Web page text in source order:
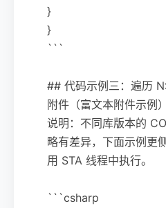
}
}
```
## 代码示例三：遍历
附件（富文本附件示例）
说明：不同库版本的
略有差异，下面示例更
用 STA 线程中执行。
```csharp